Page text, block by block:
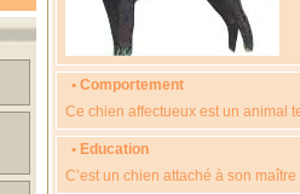
• Comportement
Ce chien affectueux est un animal
• Education
C’est un chien attaché à son